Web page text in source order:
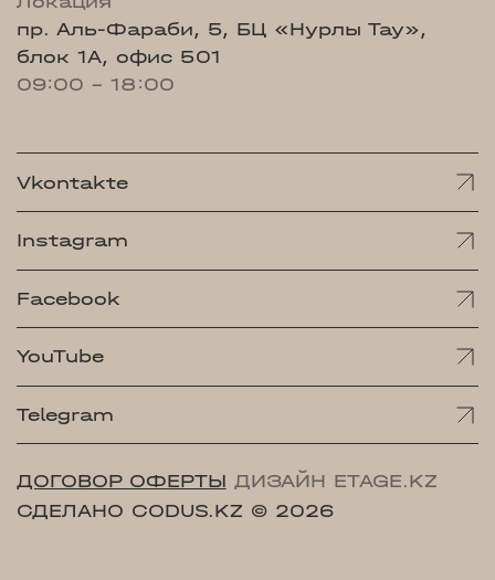
пр. Аль-Фараби, 5, БЦ «Нурлы Тау»,
блок 1А, офис 501
09:00 - 18:00
Vkontakte
Instagram
Facebook
YouTube
Telegram
ДОГОВОР ОФЕРТЫ ДИЗАЙН ETAGE.KZ
СДЕЛАНО CODUS.KZ © 2026